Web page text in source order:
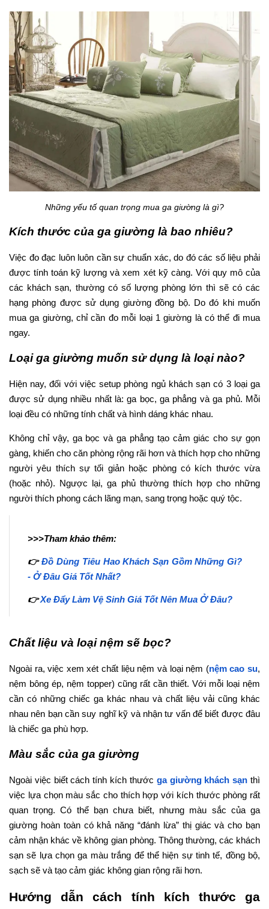
Những yếu tố quan trọng mua ga giường là gì?
Kích thước của ga giường là bao nhiêu?
Việc đo đạc luôn luôn cần sự chuẩn xác, do đó các số liệu phải
được tính toán kỹ lượng và xem xét kỹ càng. Với quy mô của
các khách sạn, thường có số lượng phòng lớn thì sẽ có các
hạng phòng được sử dụng giường đồng bộ. Do đó khi muốn
mua ga giường, chỉ cần đo mỗi loại 1 giường là có thể đi mua
ngay.
Loại ga giường muốn sử dụng là loại nào?
Hiện nay, đối với việc setup phòng ngủ khách sạn có 3 loại ga
được sử dụng nhiều nhất là: ga bọc, ga phẳng và ga phủ. Mỗi
loại đều có những tính chất và hình dáng khác nhau.
Không chỉ vậy, ga bọc và ga phẳng tạo cảm giác cho sự gọn
gàng, khiến cho căn phòng rộng rãi hơn và thích hợp cho những
người yêu thích sự tối giản hoặc phòng có kích thước vừa
(hoặc nhỏ). Ngược lại, ga phủ thường thích hợp cho những
người thích phong cách lãng mạn, sang trọng hoặc quý tộc.
>>>Tham khảo thêm:
👉 Đồ Dùng Tiêu Hao Khách Sạn Gồm Những Gì?
- Ở Đâu Giá Tốt Nhất?
👉Xe Đẩy Làm Vệ Sinh Giá Tốt Nên Mua Ở Đâu?
Chất liệu và loại nệm sẽ bọc?
Ngoài ra, việc xem xét chất liệu nệm và loại nệm (nệm cao su,
nệm bông ép, nệm topper) cũng rất cần thiết. Với mỗi loại nệm
cần có những chiếc ga khác nhau và chất liệu vải cũng khác
nhau nên bạn cần suy nghĩ kỹ và nhận tư vấn để biết được đâu
là chiếc ga phù hợp.
Màu sắc của ga giường
Ngoài việc biết cách tính kích thước ga giường khách sạn thì
việc lựa chọn màu sắc cho thích hợp với kích thước phòng rất
quan trọng. Có thể bạn chưa biết, nhưng màu sắc của ga
giường hoàn toàn có khả năng “đánh lừa” thị giác và cho bạn
cảm nhận khác về không gian phòng. Thông thường, các khách
sạn sẽ lựa chọn ga màu trắng để thể hiện sự tinh tế, đồng bộ,
sạch sẽ và tạo cảm giác không gian rộng rãi hơn.
Hướng dẫn cách tính kích thước ga